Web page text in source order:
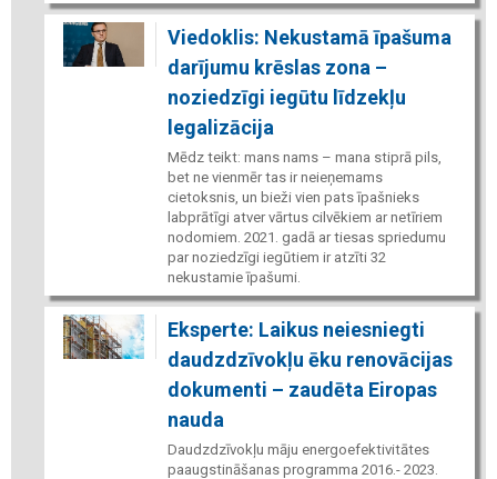
Viedoklis: Nekustamā īpašuma
darījumu krēslas zona –
noziedzīgi iegūtu līdzekļu
legalizācija
Mēdz teikt: mans nams – mana stiprā pils,
bet ne vienmēr tas ir neieņemams
cietoksnis, un bieži vien pats īpašnieks
labprātīgi atver vārtus cilvēkiem ar netīriem
nodomiem. 2021. gadā ar tiesas spriedumu
par noziedzīgi iegūtiem ir atzīti 32
nekustamie īpašumi.
Eksperte: Laikus neiesniegti
daudzdzīvokļu ēku renovācijas
dokumenti – zaudēta Eiropas
nauda
Daudzdzīvokļu māju energoefektivitātes
paaugstināšanas programma 2016.- 2023.